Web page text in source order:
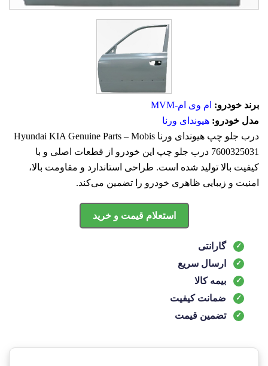
برند خودرو: ام وی ام-MVM
مدل خودرو: هیوندای ورنا
درب جلو چپ هيوندای ورنا Hyundai KIA Genuine Parts – Mobis
7600325031 درب جلو چپ این خودرو از قطعات اصلی و با
کیفیت بالا تولید شده است. طراحی استاندارد و مقاومت بالا،
امنیت و زیبایی ظاهری خودرو را تضمین می‌کند.
استعلام قیمت و خرید
گارانتی
ارسال سریع
بیمه کالا
ضمانت کیفیت
تضمین قیمت